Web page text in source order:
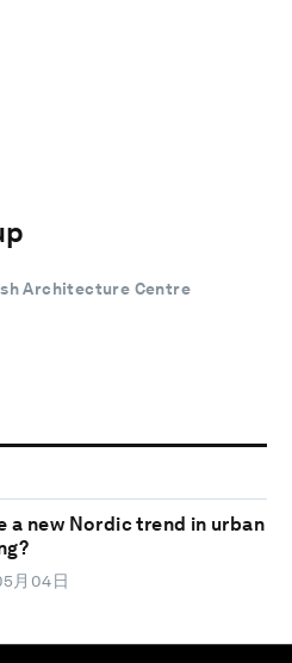
Architecture Centre
a new Nordic trend in urban
月04日